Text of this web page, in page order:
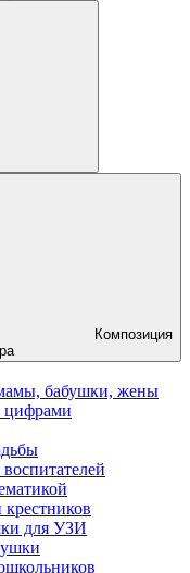
Композиция
бабушки, жены
для УЗИ